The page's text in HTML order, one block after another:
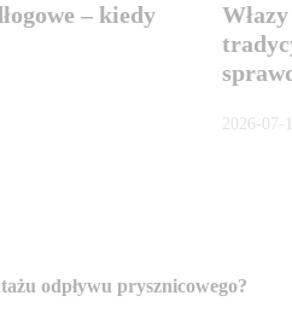
– kiedy
2026-07-
odpływu prysznicowego?